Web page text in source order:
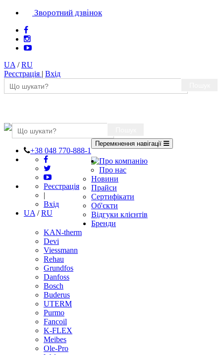
Зворотний дзвінок
UA /RU
Реєстрація | Вхід
+38 048 770-888-1
Реєстрація
|
Вхід
UA /RU
Перемкнення навігації
Про компанію
Про нас
Новини
Прайси
Сертифікати
Об'єкти
Відгуки клієнтів
Бренди
KAN-therm
Devi
Viessmann
Rehau
Grundfos
Danfoss
Bosch
Buderus
UTERM
Purmo
Fancoil
K-FLEX
Meibes
Ole-Pro